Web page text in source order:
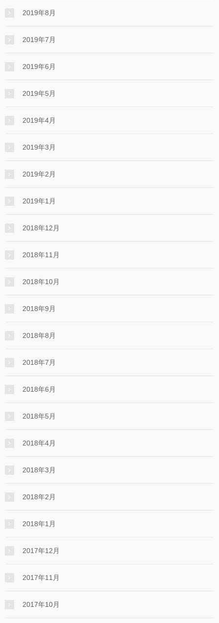
2019年8月
2019年7月
2019年6月
2019年5月
2019年4月
2019年3月
2019年2月
2019年1月
2018年12月
2018年11月
2018年10月
2018年9月
2018年8月
2018年7月
2018年6月
2018年5月
2018年4月
2018年3月
2018年2月
2018年1月
2017年12月
2017年11月
2017年10月